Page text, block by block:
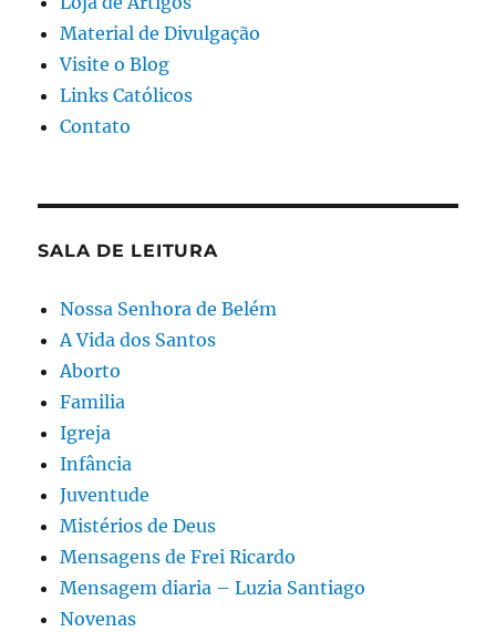
Material de Divulgação
Visite o Blog
Links Católicos
Contato
SALA DE LEITURA
Nossa Senhora de Belém
A Vida dos Santos
Aborto
Familia
Igreja
Infância
Juventude
Mistérios de Deus
Mensagens de Frei Ricardo
Mensagem diaria – Luzia Santiago
Novenas